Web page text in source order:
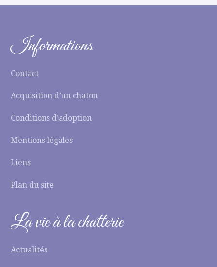
Informations
Contact
Acquisition d’un chaton
Conditions d’adoption
Mentions légales
Liens
Plan du site
La vie à la chatterie
Actualités